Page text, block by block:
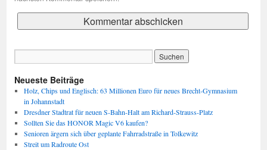
Neueste Beiträge
Holz, Chips und Englisch: 63 Millionen Euro für neues Brecht-Gymnasium
in Johannstadt
Dresdner Stadtrat für neuen S-Bahn-Halt am Richard-Strauss-Platz
Sollten Sie das HONOR Magic V6 kaufen?
Senioren ärgern sich über geplante Fahrradstraße in Tolkewitz
Streit um Radroute Ost